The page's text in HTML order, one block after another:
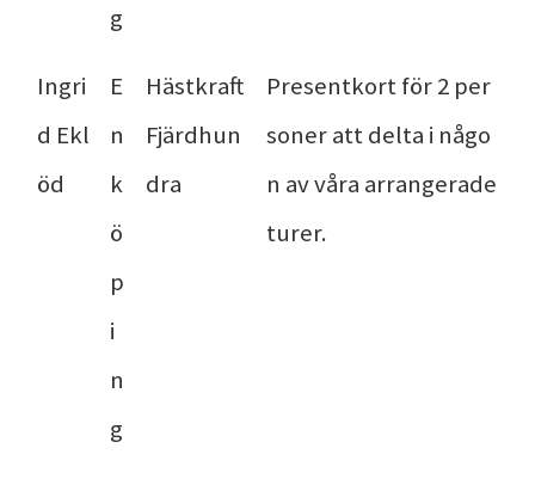
g
Ingri
d Ekl
öd
E
n
k
ö
p
i
n
g
Hästkraft
Fjärdhun
dra
Presentkort för 2 per
soner att delta i någo
n av våra arrangerade
turer.